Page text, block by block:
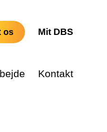
os Mit DBS
Kontakt